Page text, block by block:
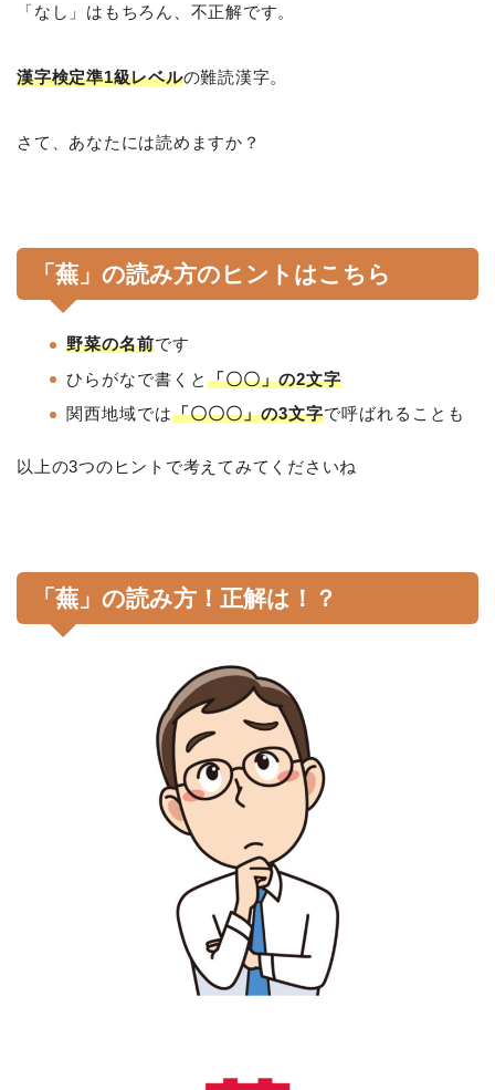
「なし」はもちろん、不正解です。
漢字検定準1級レベルの難読漢字。
さて、あなたには読めますか？
「蕪」の読み方のヒントはこちら
野菜の名前です
ひらがなで書くと 「〇〇」の2文字
関西地域では「〇〇〇」の3文字で呼ばれることも
以上の3つのヒントで考えてみてくださいね
「蕪」の読み方！正解は！？